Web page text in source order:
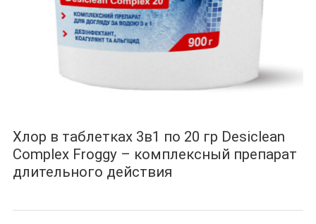
Хлор в таблетках 3в1 по 20 гр Desiclean
Complex Froggy – комплексный препарат
длительного действия